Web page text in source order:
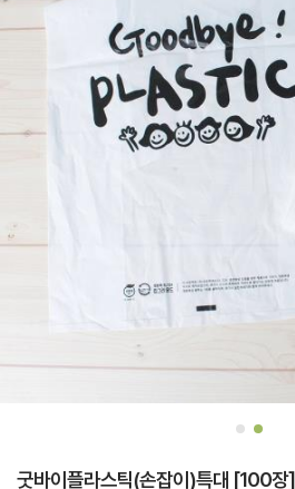
굿바이플라스틱(손잡이)특대 [100장]